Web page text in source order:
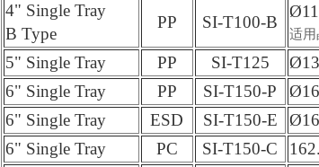
4" Single Tray
B Type
PP SI-T100-B
适用
5" Single Tray PP SI-T125
6" Single Tray
PP SI-T150-P
6" Single Tray
ESD SI-T150-E
6" Single Tray
PC SI-T150-C